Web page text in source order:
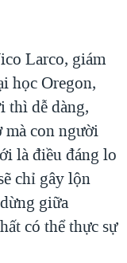
Larco, giám
học Oregon,
thì dễ dàng,
con người
là điều đáng lo
chỉ gây lộn
giữa
có thể thực sự